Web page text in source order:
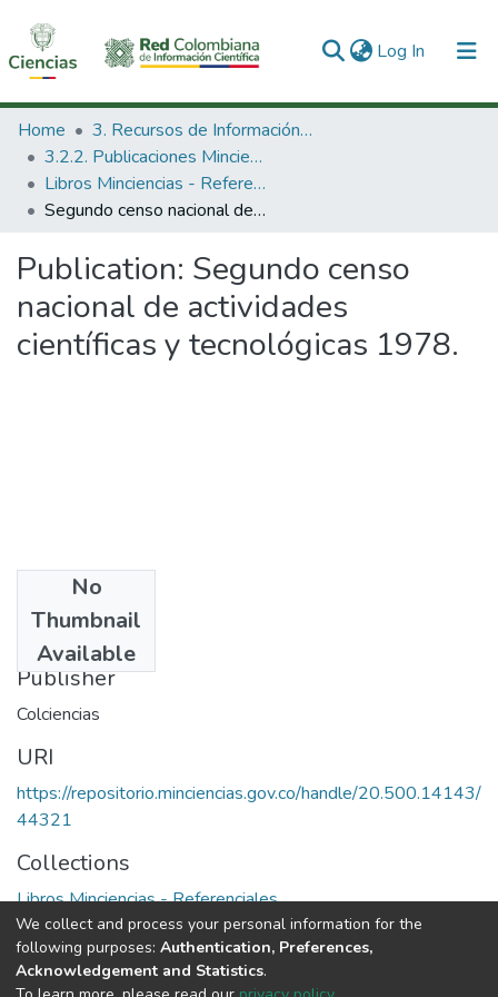
Log In (current)
Communities & Collections
All of DSpace
Statistics
Home
3. Recursos de Información Científica y Tecnológica
3.2.2. Publicaciones Minciencias
Libros Minciencias - Referenciales
Segundo censo nacional de actividades científicas y tecnológicas 1978.
Publication: Segundo censo
nacional de actividades
científicas y tecnológicas 1978.
No
Thumbnail
Available
1982
Publisher
Colciencias
URI
https://repositorio.minciencias.gov.co/handle/20.500.14143/
44321
Collections
Libros Minciencias - Referenciales
Full item page
We collect and process your personal information for the
following purposes: Authentication, Preferences,
Acknowledgement and Statistics.